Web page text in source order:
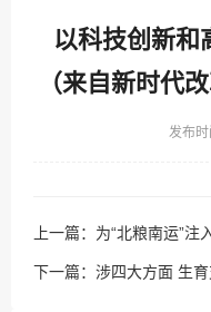
以科技创新和
（来自新时代
发布
上一篇： 为“北粮南运”注
下一篇： 涉四大方面 生